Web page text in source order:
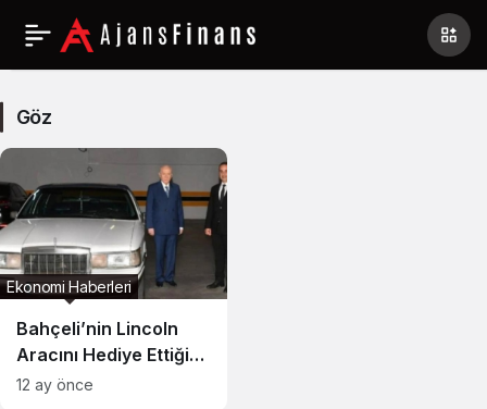
Göz
Göz
Bahçeli’nin Lincoln
Aracını Hediye Ettiği
MHP’li İsim, Şirketi İçin
Ekonomi Haberleri
12 ay önce